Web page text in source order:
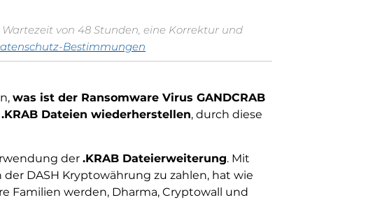
von 48 Stunden, eine Korrektur und
Bestimmungen
was ist der Ransomware Virus GANDCRAB
Dateien wiederherstellen, durch diese
der .KRAB Dateierweiterung. Mit
DASH Kryptowährung zu zahlen, hat wie
Familien werden, Dharma, Cryptowall und